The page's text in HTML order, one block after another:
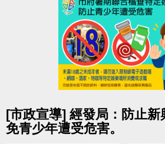
1.遞延：於 7/31(五) 前，請場
台辦理場地遞延登記。
2.退費：於場館營運期間內，請
發票至1F櫃台辦理退費。
：遞延至下一期長租
由簽約者本人到場辦理退費。
造成不便 敬請見諒
[市政宣導] 經發局：防止新
免青少年遭受危害。